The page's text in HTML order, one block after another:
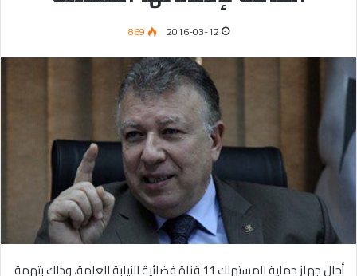
2016-03-12
869
أحال جهاز حماية المستهلك 11 قناة فضائية للنيابة العامة، وذلك بتهمة